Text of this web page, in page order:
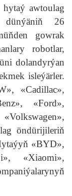
awtoulag
dünýäniň 26
gowrak
robotlar,
dolandyrýan
isleýärler.
«Cadillac»,
«Ford»,
öndürijileriň
«BYD»,
«Xiaomi»,